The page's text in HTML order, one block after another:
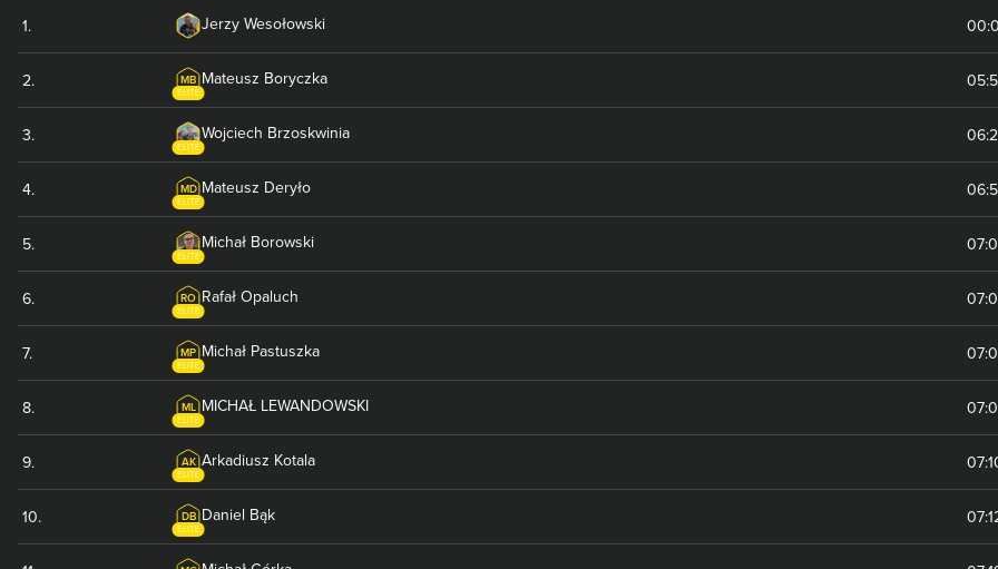
1. Jerzy Wesołowski
2. MB
ELITE
Mateusz Boryczka
3.
ELITE
Wojciech Brzoskwinia
4. MD
ELITE
Mateusz Deryło
5.
ELITE
Michał Borowski
6. RO
ELITE
Rafał Opaluch
7. MP
ELITE
Michał Pastuszka
8. ML
ELITE
MICHAŁ LEWANDOWSKI
9. AK
ELITE
Arkadiusz Kotala
10. DB
ELITE
Daniel Bąk